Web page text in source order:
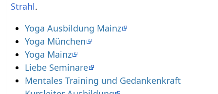
.
Yoga Ausbildung Mainz
Yoga München
Yoga Mainz
Liebe Seminare
Mentales Training und Gedankenkraft